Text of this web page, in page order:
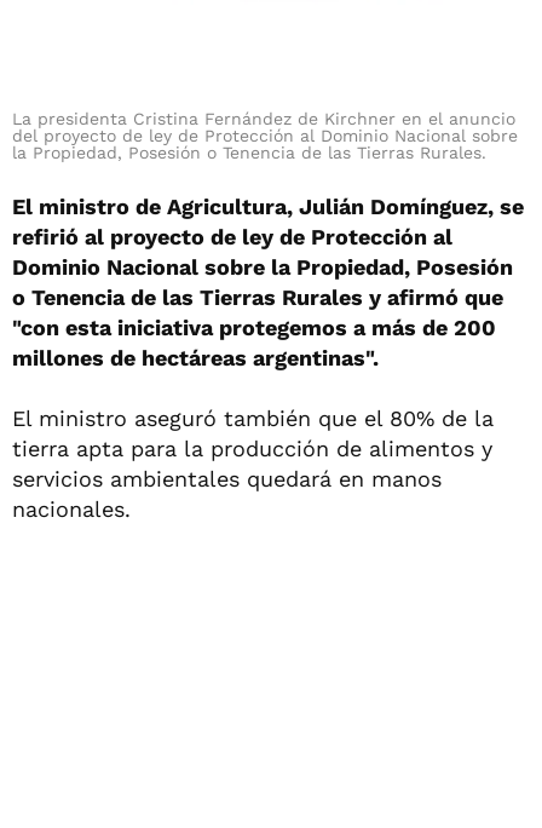
La presidenta Cristina Fernández de Kirchner en el anuncio
del proyecto de ley de Protección al Dominio Nacional sobre
la Propiedad, Posesión o Tenencia de las Tierras Rurales.
El ministro de Agricultura, Julián Domínguez, se
refirió al proyecto de ley de Protección al
Dominio Nacional sobre la Propiedad, Posesión
o Tenencia de las Tierras Rurales y afirmó que
"con esta iniciativa protegemos a más de 200
millones de hectáreas argentinas".
El ministro aseguró también que el 80% de la
tierra apta para la producción de alimentos y
servicios ambientales quedará en manos
nacionales.